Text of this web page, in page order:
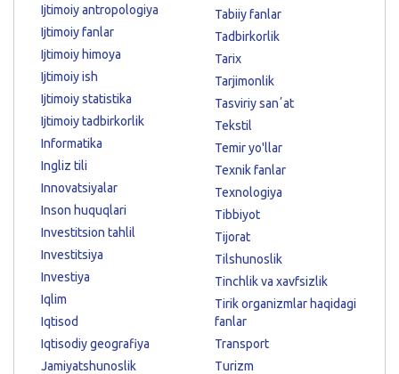
Ijtimoiy antropologiya
Ijtimoiy fanlar
Ijtimoiy himoya
Ijtimoiy ish
Ijtimoiy statistika
Ijtimoiy tadbirkorlik
Informatika
Ingliz tili
Innovatsiyalar
Inson huquqlari
Investitsion tahlil
Investitsiya
Investiya
Iqlim
Iqtisod
Iqtisodiy geografiya
Jamiyatshunoslik
Tabiiy fanlar
Tadbirkorlik
Tarix
Tarjimonlik
Tasviriy sanʼat
Tekstil
Temir yo'llar
Texnik fanlar
Texnologiya
Tibbiyot
Tijorat
Tilshunoslik
Tinchlik va xavfsizlik
Tirik organizmlar haqidagi
fanlar
Transport
Turizm